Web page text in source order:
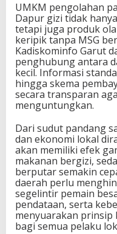
UMKM pengolahan
Dapur gizi tidak
tetapi juga produk
keripik tanpa MSG
Kadiskominfo Garut
penghubung antara
kecil. Informasi
hingga skema
secara transparan
menguntungkan.
Dari sudut pandang
dan ekonomi lokal
akan memiliki efek
makanan bergizi,
berputar semakin
daerah perlu
segelintir pemain
pendataan, serta
menyuarakan
bagi semua pelaku